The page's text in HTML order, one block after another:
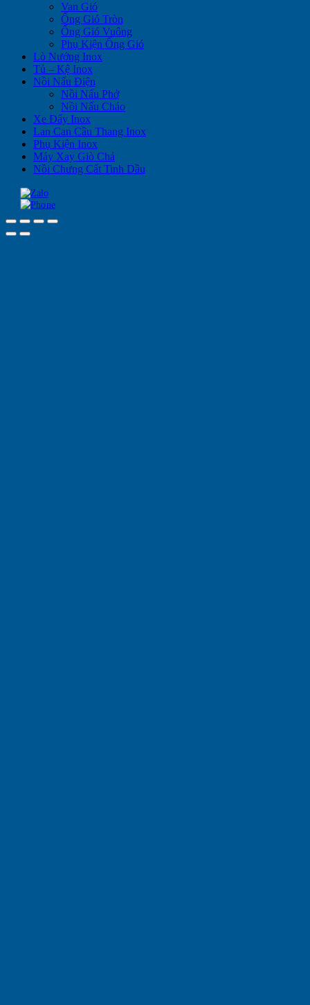
Van Gió
Ống Gió Tròn
Ống Gió Vuông
Phụ Kiện Ống Gió
Lò Nướng Inox
Tủ – Kệ Inox
Nồi Nấu Điện
Nồi Nấu Phở
Nồi Nấu Cháo
Xe Đẩy Inox
Lan Can Cầu Thang Inox
Phụ Kiện Inox
Máy Xay Giò Chả
Nồi Chưng Cất Tinh Dầu